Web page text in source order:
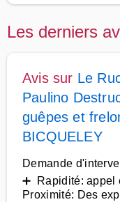
Les derniers
Avis sur Le
Paulino
guêpes et
BICQUELEY
Demande
➕ Rapidité: appel
Proximité: Des